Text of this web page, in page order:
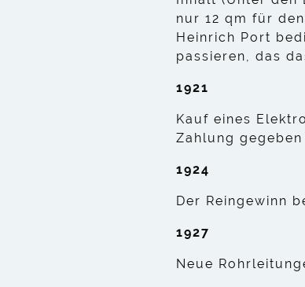
nur 12 qm für
Heinrich Port
passieren, das
1921
Kauf eines
Zahlung
1924
Der Reingewinn
1927
Neue